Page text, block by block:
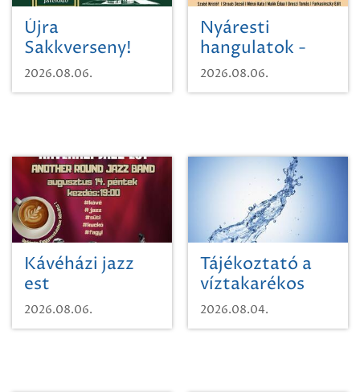
Újra
Sakkverseny!
2026.08.06.
Nyáresti
hangulatok -
Mágnás Miska
2026.08.06.
Kávéházi jazz
est
2026.08.06.
Tájékoztató a
víztakarékos
vízhasználatról
2026.08.04.